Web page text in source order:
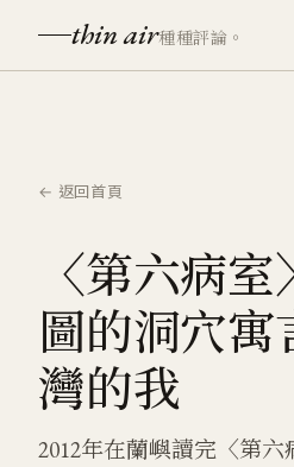
thin air種種評論。
← 返回首頁
〈第六病
圖的洞穴寓
灣的我
2012年在蘭嶼讀完〈第